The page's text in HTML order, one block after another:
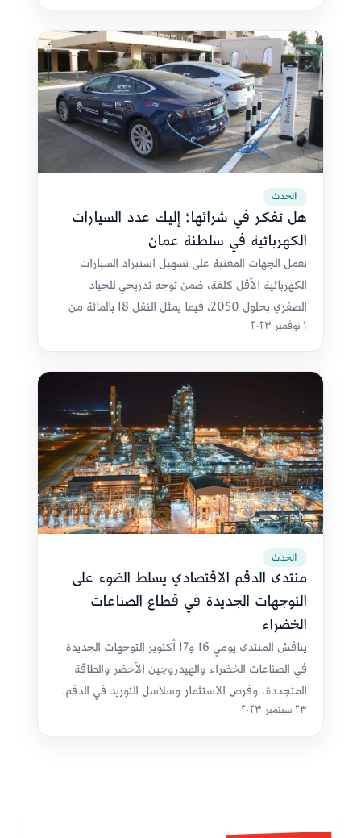
الحدث
هل تفكر في شرائها؛ إليك عدد السيارات
الكهربائية في سلطنة عمان
تعمل الجهات المعنية على تسهيل استيراد السيارات
الكهربائية الأقل كلفة، ضمن توجه تدريجي للحياد
الصفري بحلول 2050، فيما يمثل النقل 18 بالمائة من
الانبعاثات.١ نوفمبر ٢٠٢٣
الحدث
منتدى الدقم الاقتصادي يسلط الضوء على
التوجهات الجديدة في قطاع الصناعات
الخضراء
يناقش المنتدى يومي 16 و17 أكتوبر التوجهات الجديدة
في الصناعات الخضراء والهيدروجين الأخضر والطاقة
المتجددة، وفرص الاستثمار وسلاسل التوريد في الدقم.
٢٣ سبتمبر ٢٠٢٣